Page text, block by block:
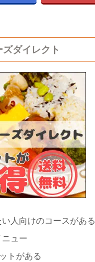
ダイレクト
人向けのコースがある
ュー
トがある